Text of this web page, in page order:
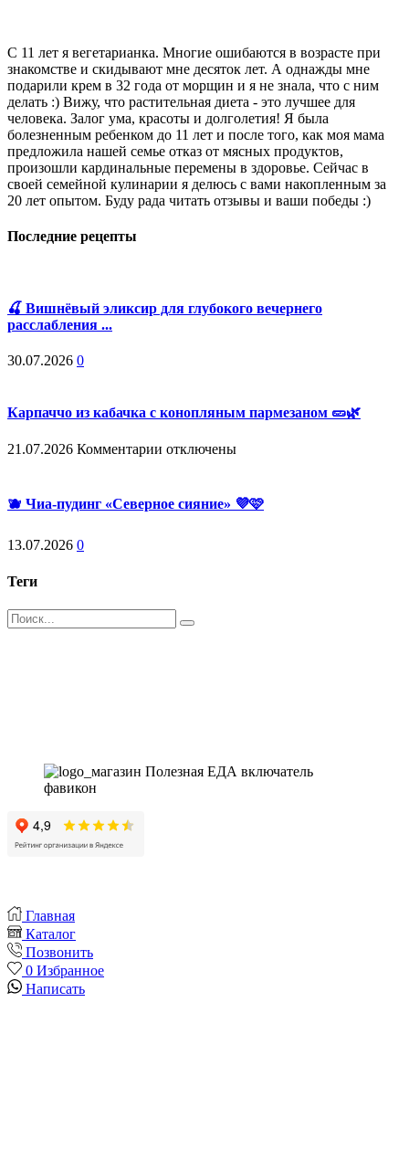
С 11 лет я вегетарианка. Многие ошибаются в возрасте при
знакомстве и скидывают мне десяток лет. А однажды мне
подарили крем в 32 года от морщин и я не знала, что с ним
делать :) Вижу, что растительная диета - это лучшее для
человека. Залог ума, красоты и долголетия! Я была
болезненным ребенком до 11 лет и после того, как моя мама
предложила нашей семье отказ от мясных продуктов,
произошли кардинальные перемены в здоровье. Сейчас в
своей семейной кулинарии я делюсь с вами накопленным за
20 лет опытом. Буду рада читать отзывы и ваши победы :)
Последние рецепты
🍒 Вишнёвый эликсир для глубокого вечернего
расслабления ...
30.07.2026 0
Карпаччо из кабачка с конопляным пармезаном 🥒🌿
21.07.2026 Комментарии к
кабачка
отключены
🫐 Чиа-пудинг «Северное сияние» 💜🩷
13.07.2026 0
Теги
Поиск
Главная
Каталог
Позвонить
0 Избранное
Написать